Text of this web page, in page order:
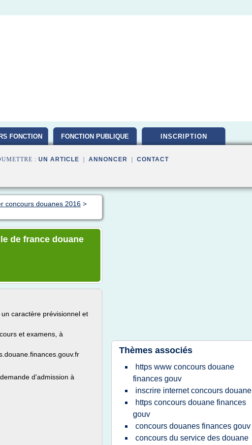
FONCTION
D ETAT 2016
FONCTION PUBLIQUE INSCRIPTION
: UN ARTICLE ANNONCER CONTACT
concours douanes 2016 >
de france douane
caractère prévisionnel et
et examens, à
d'admission à
Thèmes associés
https www concours douane
finances gouv
inscrire internet concours douane
https concours douane finances
gouv
concours douanes finances gouv
concours du service des douane